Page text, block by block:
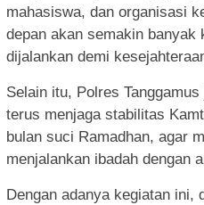
mahasiswa, dan organisasi
depan akan semakin banyak
dijalankan demi
Selain itu, Polres
terus menjaga stabilitas
bulan suci Ramadhan, agar
menjalankan ibadah dengan
Dengan adanya kegiatan ini,